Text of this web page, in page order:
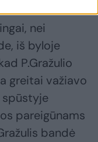
nei
iš byloje
P.Gražulio
greitai važiavo
spūstyje
pareigūnams
bandė